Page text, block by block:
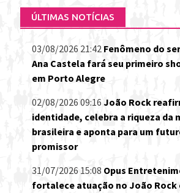
ÚLTIMAS NOTÍCIAS
03/08/2026 21:42 Fenômeno do
Ana Castela fará seu primeiro
em Porto Alegre
02/08/2026 09:16 João Rock
identidade, celebra a riqueza da
brasileira e aponta para um
promissor
31/07/2026 15:08 Opus
fortalece atuação no João Rock